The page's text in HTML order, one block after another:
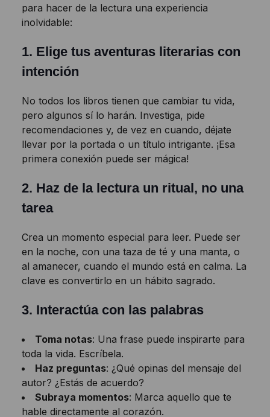
para hacer de la lectura una experiencia
inolvidable:
1. Elige tus aventuras literarias con
intención
No todos los libros tienen que cambiar tu vida,
pero algunos sí lo harán. Investiga, pide
recomendaciones y, de vez en cuando, déjate
llevar por la portada o un título intrigante. ¡Esa
primera conexión puede ser mágica!
2. Haz de la lectura un ritual, no una
tarea
Crea un momento especial para leer. Puede ser
en la noche, con una taza de té y una manta, o
al amanecer, cuando el mundo está en calma. La
clave es convertirlo en un hábito sagrado.
3. Interactúa con las palabras
Toma notas: Una frase puede inspirarte para
toda la vida. Escríbela.
Haz preguntas: ¿Qué opinas del mensaje del
autor? ¿Estás de acuerdo?
Subraya momentos: Marca aquello que te
hable directamente al corazón.